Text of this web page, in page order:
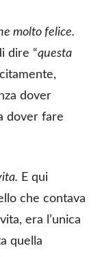
molto felice.
dire “questa
dover
dover fare
E qui
che contava
era l’unica
quella